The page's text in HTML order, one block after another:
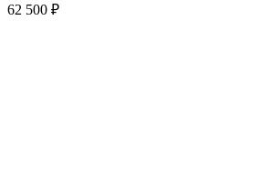
62 500 ₽